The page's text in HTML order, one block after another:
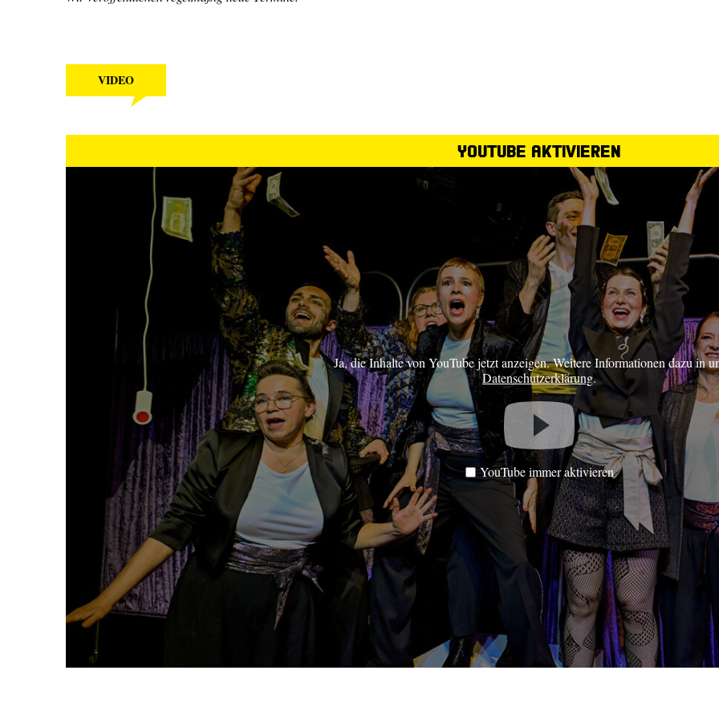
VIDEO
YouTube aktivieren
Ja, die Inhalte von YouTube jetzt anzeigen. Weitere Informationen dazu in
Datenschutzerklärung.
YouTube immer aktivieren